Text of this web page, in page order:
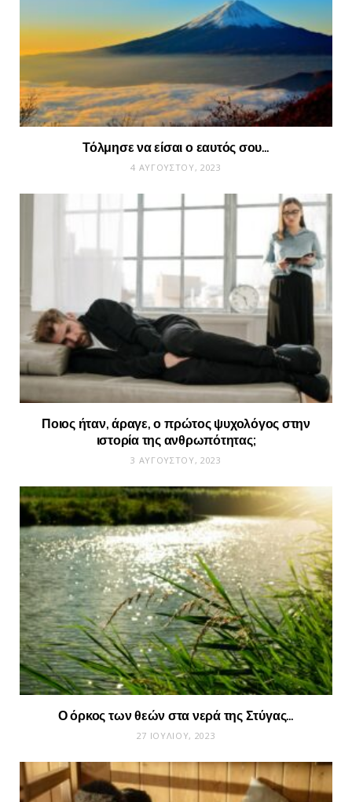
Τόλμησε να είσαι ο εαυτός σου…
4 ΑΥΓΟΎΣΤΟΥ, 2023
Ποιος ήταν, άραγε, ο πρώτος ψυχολόγος στην
ιστορία της ανθρωπότητας;
3 ΑΥΓΟΎΣΤΟΥ, 2023
Ο όρκος των θεών στα νερά της Στύγας…
27 ΙΟΥΛΊΟΥ, 2023